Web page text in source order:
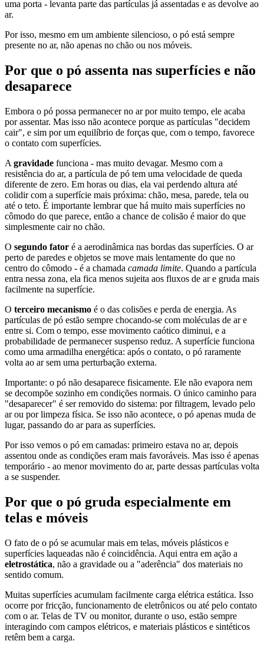
uma porta - levanta parte das partículas já assentadas e as devolve ao
ar.
Por isso, mesmo em um ambiente silencioso, o pó está sempre
presente no ar, não apenas no chão ou nos móveis.
Por que o pó assenta nas superfícies e não
desaparece
Embora o pó possa permanecer no ar por muito tempo, ele acaba
por assentar. Mas isso não acontece porque as partículas "decidem
cair", e sim por um equilíbrio de forças que, com o tempo, favorece
o contato com superfícies.
A gravidade funciona - mas muito devagar. Mesmo com a
resistência do ar, a partícula de pó tem uma velocidade de queda
diferente de zero. Em horas ou dias, ela vai perdendo altura até
colidir com a superfície mais próxima: chão, mesa, parede, tela ou
até o teto. É importante lembrar que há muito mais superfícies no
cômodo do que parece, então a chance de colisão é maior do que
simplesmente cair no chão.
O segundo fator é a aerodinâmica nas bordas das superfícies. O ar
perto de paredes e objetos se move mais lentamente do que no
centro do cômodo - é a chamada camada limite. Quando a partícula
entra nessa zona, ela fica menos sujeita aos fluxos de ar e gruda mais
facilmente na superfície.
O terceiro mecanismo é o das colisões e perda de energia. As
partículas de pó estão sempre chocando-se com moléculas de ar e
entre si. Com o tempo, esse movimento caótico diminui, e a
probabilidade de permanecer suspenso reduz. A superfície funciona
como uma armadilha energética: após o contato, o pó raramente
volta ao ar sem uma perturbação externa.
Importante: o pó não desaparece fisicamente. Ele não evapora nem
se decompõe sozinho em condições normais. O único caminho para
"desaparecer" é ser removido do sistema: por filtragem, levado pelo
ar ou por limpeza física. Se isso não acontece, o pó apenas muda de
lugar, passando do ar para as superfícies.
Por isso vemos o pó em camadas: primeiro estava no ar, depois
assentou onde as condições eram mais favoráveis. Mas isso é apenas
temporário - ao menor movimento do ar, parte dessas partículas volta
a se suspender.
Por que o pó gruda especialmente em
telas e móveis
O fato de o pó se acumular mais em telas, móveis plásticos e
superfícies laqueadas não é coincidência. Aqui entra em ação a
eletrostática, não a gravidade ou a "aderência" dos materiais no
sentido comum.
Muitas superfícies acumulam facilmente carga elétrica estática. Isso
ocorre por fricção, funcionamento de eletrônicos ou até pelo contato
com o ar. Telas de TV ou monitor, durante o uso, estão sempre
interagindo com campos elétricos, e materiais plásticos e sintéticos
retêm bem a carga.